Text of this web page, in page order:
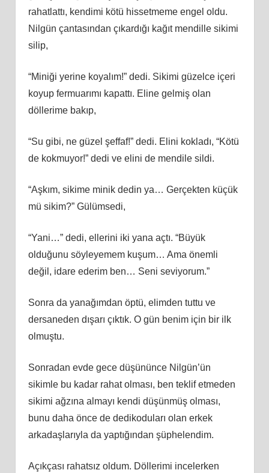
rahatlattı, kendimi kötü hissetmeme engel oldu.
Nilgün çantasından çıkardığı kağıt mendille sikimi
silip,
“Miniği yerine koyalım!” dedi. Sikimi güzelce içeri
koyup fermuarımı kapattı. Eline gelmiş olan
döllerime bakıp,
“Su gibi, ne güzel şeffaf!” dedi. Elini kokladı, “Kötü
de kokmuyor!” dedi ve elini de mendile sildi.
“Aşkım, sikime minik dedin ya… Gerçekten küçük
mü sikim?” Gülümsedi,
“Yani…” dedi, ellerini iki yana açtı. “Büyük
olduğunu söyleyemem kuşum… Ama önemli
değil, idare ederim ben… Seni seviyorum.”
Sonra da yanağımdan öptü, elimden tuttu ve
dersaneden dışarı çıktık. O gün benim için bir ilk
olmuştu.
Sonradan evde gece düşününce Nilgün’ün
sikimle bu kadar rahat olması, ben teklif etmeden
sikimi ağzına almayı kendi düşünmüş olması,
bunu daha önce de dedikoduları olan erkek
arkadaşlarıyla da yaptığından şüphelendim.
Açıkçası rahatsız oldum. Döllerimi incelerken